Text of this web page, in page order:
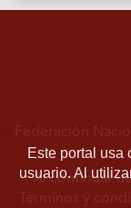
Este portal usa
usuario. Al
Federación
Al continuar
Términos y